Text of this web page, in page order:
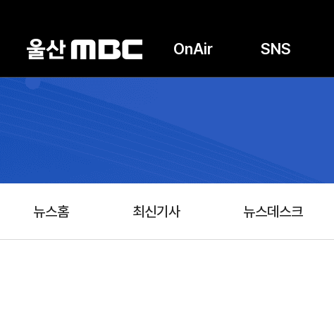
OnAir SNS
뉴스홈 최신기사 뉴스데스크